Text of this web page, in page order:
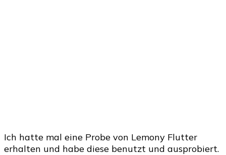
Ich hatte mal eine Probe von Lemony Flutter
erhalten und habe diese benutzt und ausprobiert.